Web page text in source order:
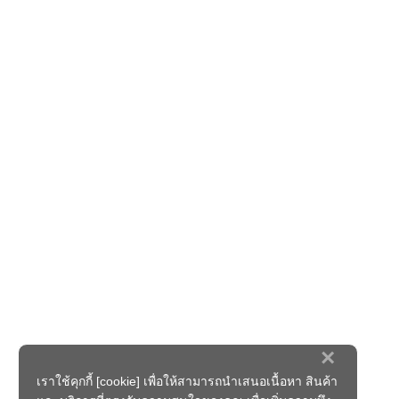
×
เราใช้คุกกี้ [cookie] เพื่อให้สามารถนำเสนอเนื้อหา สินค้า